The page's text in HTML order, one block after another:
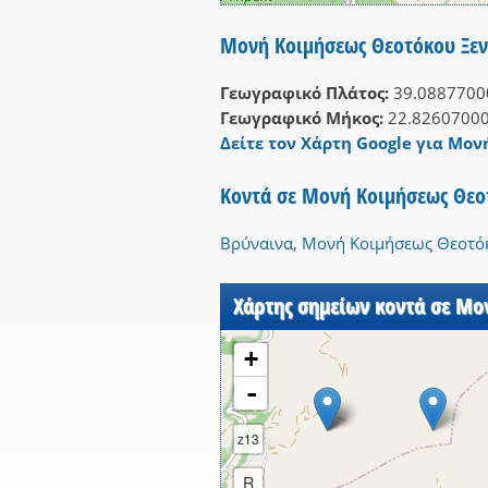
Μονή Κοιμήσεως Θεοτόκου
Γεωγραφικό Πλάτος:
Γεωγραφικό Μήκος:
Δείτε τον Χάρτη Google για
Κοντά σε Μονή Κοιμήσεως
Βρύναινα, Μονή Κοιμήσεως
Χάρτης σημείων κοντά σε
+
-
z13
R